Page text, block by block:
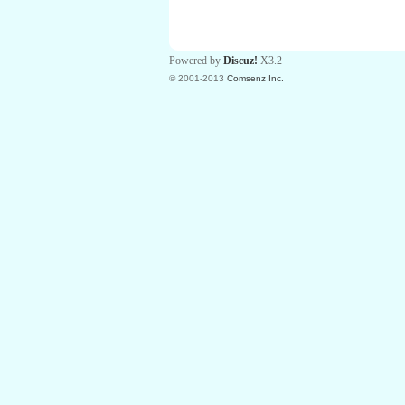
Powered by Discuz! X3.2
© 2001-2013 Comsenz Inc.